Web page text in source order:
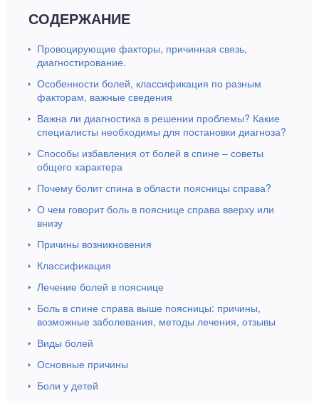
СОДЕРЖАНИЕ
Провоцирующие факторы, причинная связь,
диагностирование.
Особенности болей, классификация по разным
факторам, важные сведения
Важна ли диагностика в решении проблемы? Какие
специалисты необходимы для постановки диагноза?
Способы избавления от болей в спине – советы
общего характера
Почему болит спина в области поясницы справа?
О чем говорит боль в пояснице справа вверху или
внизу
Причины возникновения
Классификация
Лечение болей в пояснице
Боль в спине справа выше поясницы: причины,
возможные заболевания, методы лечения, отзывы
Виды болей
Основные причины
Боли у детей